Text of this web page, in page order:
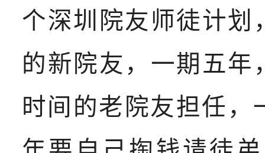
个深圳院友师徒计划
的新院友，一期五
时间的老院友担任